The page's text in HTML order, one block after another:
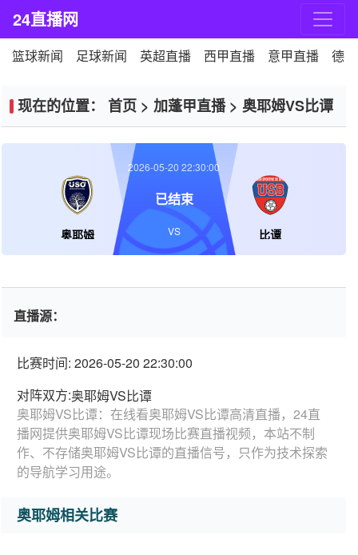
24直播网
篮球新闻 足球新闻 英超直播 西甲直播 意甲直播 德
现在的位置： 首页 > 加蓬甲直播> 奥耶姆VS比谭
奥耶姆 比谭
2026-05-20 22:30:00
已结束
VS
直播源：
比赛时间: 2026-05-20 22:30:00
对阵双方:奥耶姆VS比谭
奥耶姆VS比谭：在线看奥耶姆VS比谭高清直播，24直
播网提供奥耶姆VS比谭现场比赛直播视频，本站不制
作、不存储奥耶姆VS比谭的直播信号，只作为技术探索
的导航学习用途。
奥耶姆相关比赛